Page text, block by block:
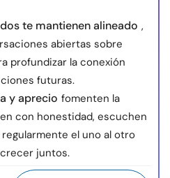
te mantienen alineado ,
abiertas sobre
profundizar la conexión
futuras.
y aprecio fomenten la
con honestidad, escuchen
el uno al otro
juntos.